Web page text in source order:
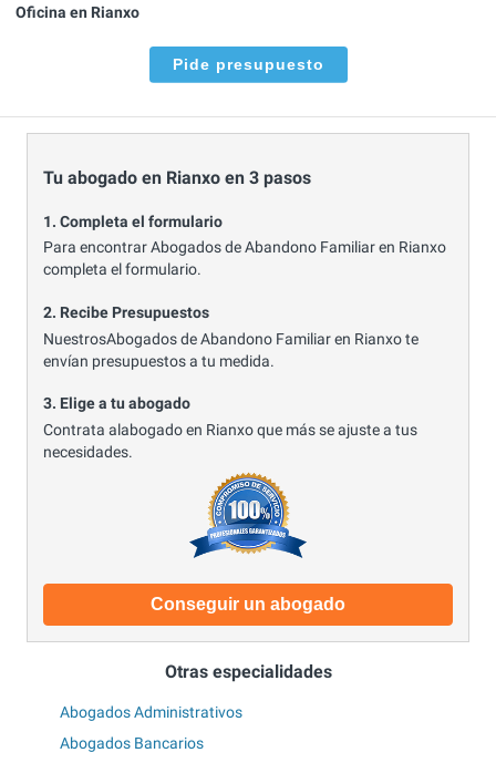
Oficina en Rianxo
Pide presupuesto
Tu abogado en Rianxo en 3 pasos
1. Completa el formulario
Para encontrar Abogados de Abandono Familiar en Rianxo
completa el formulario.
2. Recibe Presupuestos
NuestrosAbogados de Abandono Familiar en Rianxo te
envían presupuestos a tu medida.
3. Elige a tu abogado
Contrata alabogado en Rianxo que más se ajuste a tus
necesidades.
Conseguir un abogado
Otras especialidades
Abogados Administrativos
Abogados Bancarios